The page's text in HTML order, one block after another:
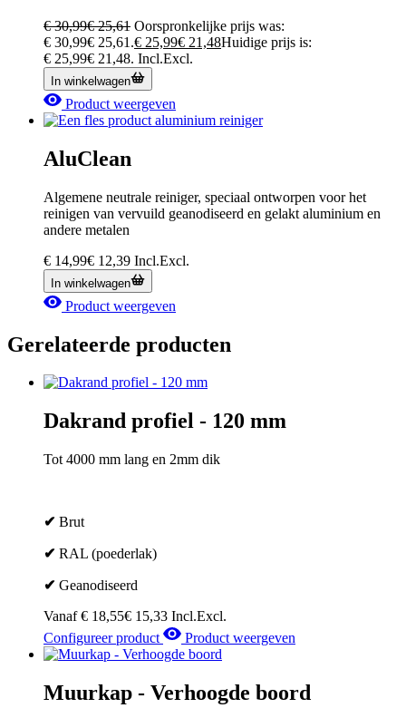
€30,99€25,61 Oorspronkelijke prijs was:
€ 30,99€ 25,61.€ 25,99€ 21,48Huidige prijs is:
€ 25,99€ 21,48. Incl.Excl.
In winkelwagen
Product weergeven
AluClean
Algemene neutrale reiniger, speciaal ontworpen voor het
reinigen van vervuild geanodiseerd en gelakt aluminium en
andere metalen
€ 14,99€ 12,39 Incl.Excl.
In winkelwagen
Product weergeven
Gerelateerde producten
Dakrand profiel - 120 mm
Tot 4000 mm lang en 2mm dik
✔ Brut
✔ RAL (poederlak)
✔ Geanodiseerd
Vanaf € 18,55€ 15,33 Incl.Excl.
Configureer product
Product weergeven
Muurkap - Verhoogde boord